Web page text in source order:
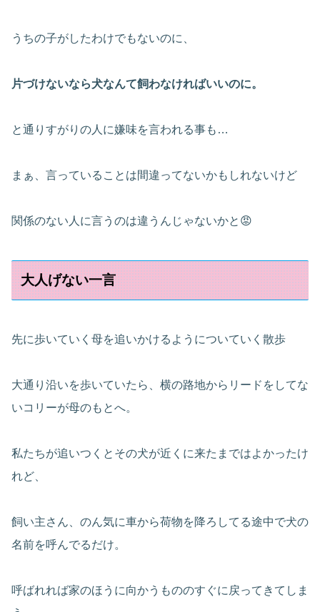
うちの子がしたわけでもないのに、
片づけないなら犬なんて飼わなければいいのに。
と通りすがりの人に嫌味を言われる事も…
まぁ、言っていることは間違ってないかもしれないけど
関係のない人に言うのは違うんじゃないかと😡
大人げない一言
先に歩いていく母を追いかけるようについていく散歩
大通り沿いを歩いていたら、横の路地からリードをしてな
いコリーが母のもとへ。
私たちが追いつくとその犬が近くに来たまではよかったけ
れど、
飼い主さん、のん気に車から荷物を降ろしてる途中で犬の
名前を呼んでるだけ。
呼ばれれば家のほうに向かうもののすぐに戻ってきてしま